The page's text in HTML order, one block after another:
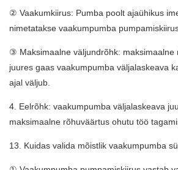
② Vaakumkiirus: Pumba poolt ajaühikus
nimetatakse vaakumpumba
③ Maksimaalne väljundrõhk: maksimaalne
juures gaas vaakumpumba väljalaskeava
ajal väljub.
4. Eelrõhk: vaakumpumba väljalaskeava
maksimaalne rõhuväärtus ohutu töö
13. Kuidas valida mõistlik vaakumpumba